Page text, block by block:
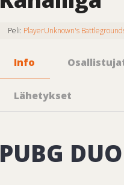
Peli: PlayerUnknown's
Info
Lähetykset
PUBG